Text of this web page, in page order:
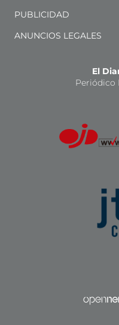
PUBLICIDAD
ANUNCIOS LEGALES
El
Periódico